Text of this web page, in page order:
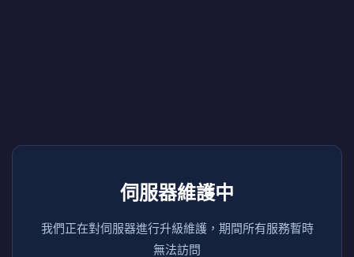
伺服器維護中
我們正在對伺服器進行升級維護，期間所有服務暫時
無法訪問